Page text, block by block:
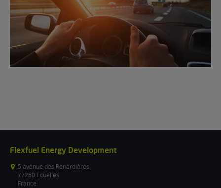
Flexfuel Energy Development
5 avenue des Renardières
77250 Ecuelles
France